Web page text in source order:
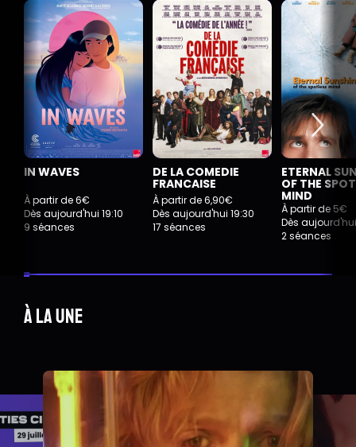
IN WAVES
À partir de 6€
Dès aujourd'hui 19:10
9 séances
DE LA COMEDIE
FRANCAISE
À partir de 6,90€
Dès aujourd'hui 19:30
17 séances
ETERNAL
OF THE
MIND
À partir de 5€
Dès
2 séances
À la une